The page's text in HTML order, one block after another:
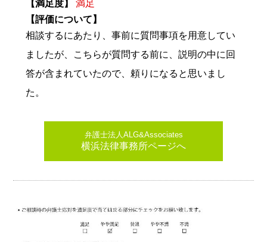
【満足度】
満足
【評価について】
相談するにあたり、事前に質問事項を用意してい
ましたが、こちらが質問する前に、説明の中に回
答が含まれていたので、頼りになると思いまし
た。
弁護士法人ALG&Associates
横浜法律事務所ページへ